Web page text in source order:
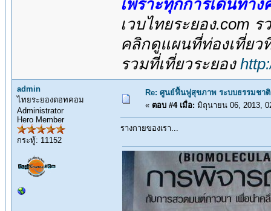
เพราะทุกการเดินทา
เวบไทยระยอง.com
คลิกดูแผนที่ท่องเที่ยว
รวมที่เที่ยวระยอง
admin
ไทยระยองดอทคอม
Administrator
Hero Member
กระทู้: 11152
Re: ศูนย์ฟื้นฟูสุขภาพ ระบบธรรมชา
« ตอบ #4 เมื่อ: มิถุนายน 06, 2013,
รางกายของเรา...